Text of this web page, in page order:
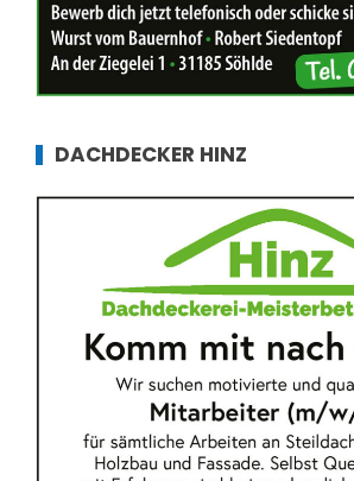
DACHDECKER HINZ